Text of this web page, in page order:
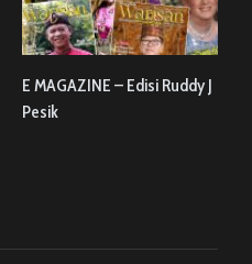
E MAGAZINE – Edisi Ruddy J
Pesik